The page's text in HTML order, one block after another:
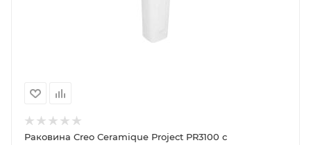
Раковина Creo Ceramique Project PR3100 с